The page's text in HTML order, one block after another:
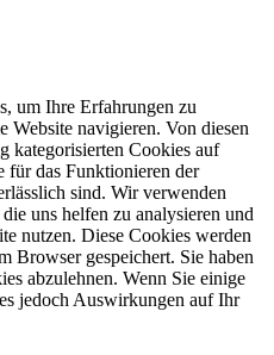
um Ihre Erfahrungen zu
Website navigieren. Von diesen
kategorisierten Cookies auf
für das Funktionieren der
sind. Wir verwenden
uns helfen zu analysieren und
nutzen. Diese Cookies werden
Browser gespeichert. Sie haben
abzulehnen. Wenn Sie einige
jedoch Auswirkungen auf Ihr